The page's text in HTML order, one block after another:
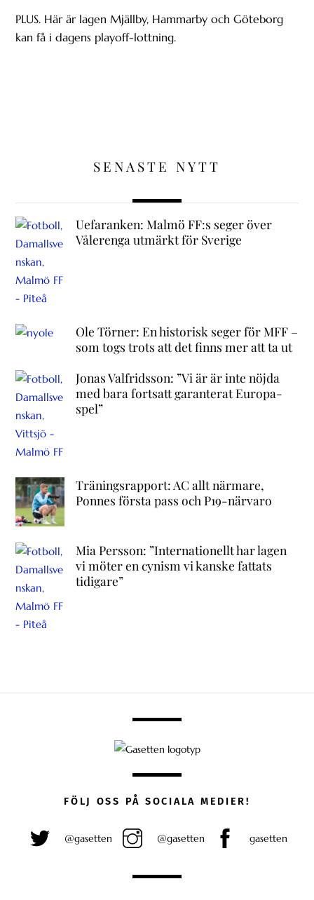
PLUS. Här är lagen Mjällby, Hammarby och Göteborg
kan få i dagens playoff-lottning.
SENASTE NYTT
Uefaranken: Malmö FF:s seger över
Vålerenga utmärkt för Sverige
Ole Törner: En historisk seger för MFF –
som togs trots att det finns mer att ta ut
Jonas Valfridsson: ”Vi är är inte nöjda
med bara fortsatt garanterat Europa-
spel”
Träningsrapport: AC allt närmare,
Ponnes första pass och P19-närvaro
Mia Persson: ”Internationellt har lagen
vi möter en cynism vi kanske fattats
tidigare”
FÖLJ OSS PÅ SOCIALA MEDIER!
@gasetten @gasetten gasetten